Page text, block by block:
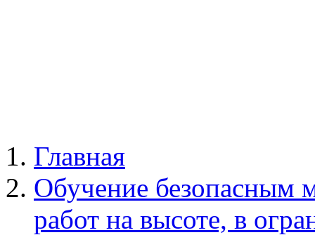
Главная
Обучение безопасным
работ на высоте, в